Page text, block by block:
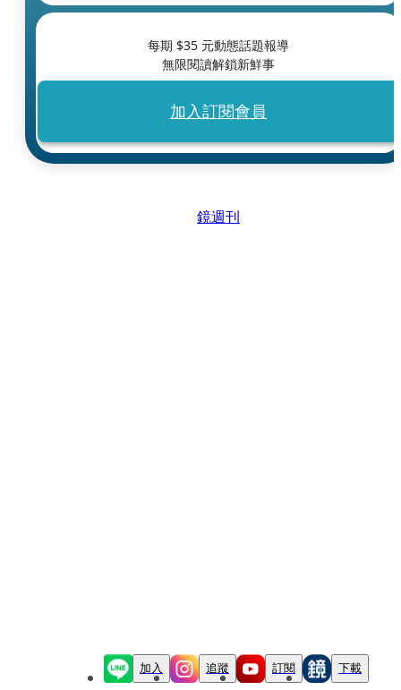
每期 $35 元動態話題報導
無限閱讀解鎖新鮮事
加入訂閱會員
鏡週刊
加入 追蹤 訂閱 下載